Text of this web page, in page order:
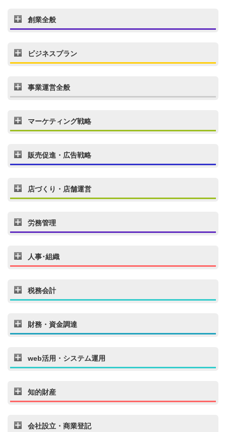
創業全般
ビジネスプラン
事業運営全般
マーケティング戦略
販売促進・広告戦略
店づくり・店舗運営
労務管理
人事･組織
税務会計
財務・資金調達
web活用・システム運用
知的財産
会社設立・商業登記